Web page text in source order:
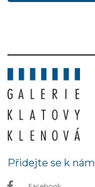
Přidejte se k nám